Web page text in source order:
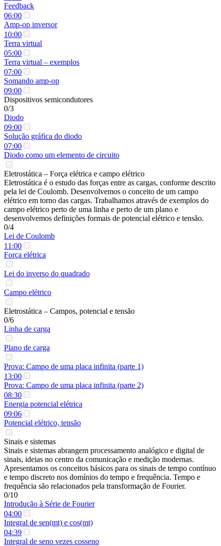
Feedback
06:00
Amp-op inversor
10:00
Terra virtual
05:00
Terra virtual – exemplos
07:00
Somando amp-op
09:00
Dispositivos semicondutores
0/3
Diodo
09:00
Solução gráfica do diodo
07:00
Diodo como um elemento de circuito
Eletrostática – Força elétrica e campo elétrico
Eletrostática é o estudo das forças entre as cargas, conforme descrito
pela lei de Coulomb. Desenvolvemos o conceito de um campo
elétrico em torno das cargas. Trabalhamos através de exemplos do
campo elétrico perto de uma linha e perto de um plano e
desenvolvemos definições formais de potencial elétrico e tensão.
0/4
Lei de Coulomb
11:00
Força elétrica
Lei do inverso do quadrado
Campo elétrico
Eletrostática – Campos, potencial e tensão
0/6
Linha de carga
Plano de carga
Prova: Campo de uma placa infinita (parte 1)
13:00
Prova: Campo de uma placa infinita (parte 2)
08:30
Energia potencial elétrica
09:06
Potencial elétrico, tensão
Sinais e sistemas
Sinais e sistemas abrangem processamento analógico e digital de
sinais, ideias no centro da comunicação e medição modernas.
Apresentamos os conceitos básicos para os sinais de tempo contínuo
e tempo discreto nos domínios do tempo e frequência. Tempo e
frequência são relacionados pela transformação de Fourier.
0/10
Introdução à Série de Fourier
04:00
Integral de sen(mt) e cos(mt)
04:39
Integral de seno vezes cosseno